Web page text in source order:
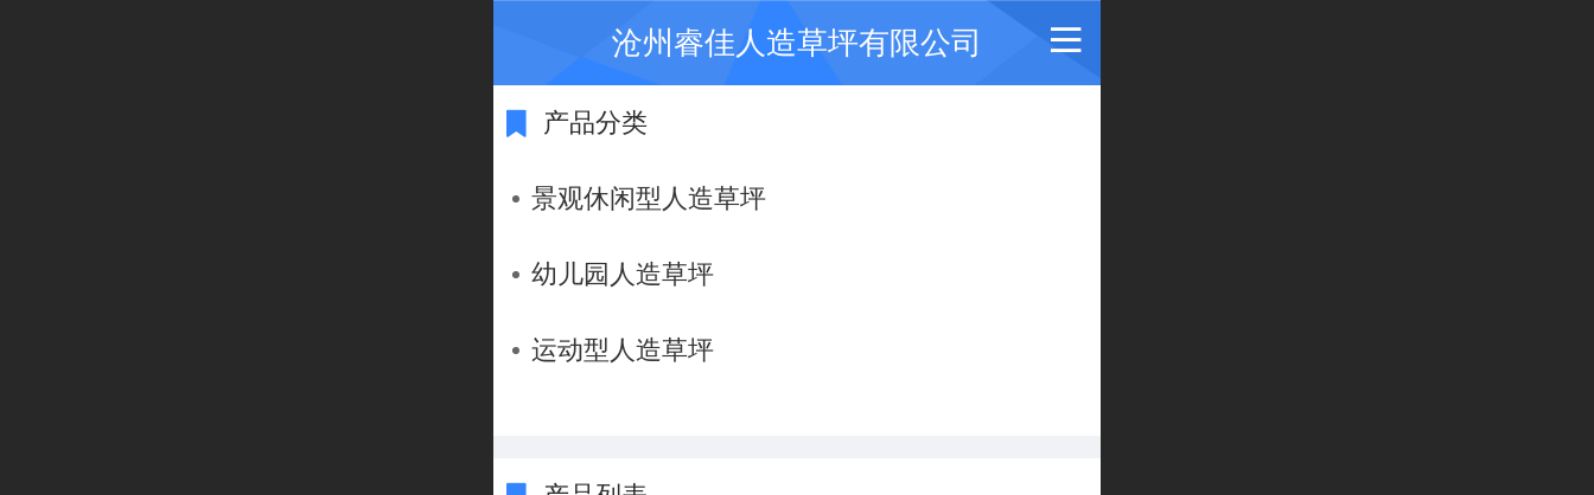
沧州睿佳人造草坪有限公司
产品分类
景观休闲型人造草坪
幼儿园人造草坪
运动型人造草坪